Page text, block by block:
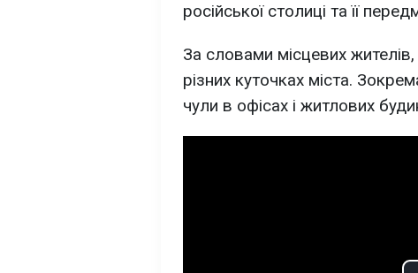
російської столиці та її
За словами місцевих
різних куточках міста.
чули в офісах і житлових